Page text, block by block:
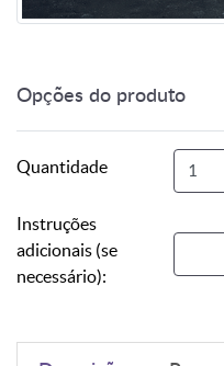
Opções do produto
Quantidade
Instruções
adicionais (se
necessário):